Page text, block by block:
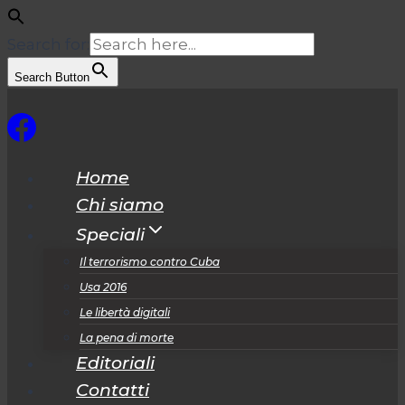
Search Button
al
Home
Chi siamo
Speciali
Il terrorismo contro Cuba
Usa 2016
Le libertà digitali
La pena di morte
Editoriali
Contatti